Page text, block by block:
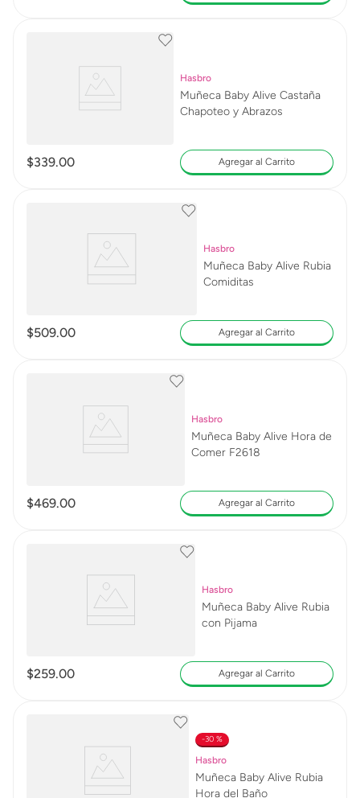
Hasbro
Muñeca Baby Alive Castaña
Chapoteo y Abrazos
$339.00 Agregar al Carrito
Hasbro
Muñeca Baby Alive Rubia
Comiditas
$509.00 Agregar al Carrito
Hasbro
Muñeca Baby Alive Hora de
Comer F2618
$469.00 Agregar al Carrito
Hasbro
Muñeca Baby Alive Rubia
con Pijama
$259.00 Agregar al Carrito
30 %
Hasbro
Muñeca Baby Alive Rubia
Hora del Baño